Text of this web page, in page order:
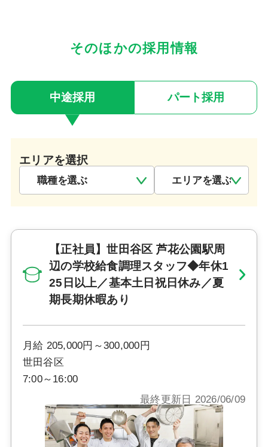
そのほかの採用情報
中途採用 パート採用
エリアを選択
【正社員】世田谷区 芦花公園駅周
辺の学校給食調理スタッフ◆年休1
25日以上／基本土日祝日休み／夏
期長期休暇あり
月給 205,000円～300,000円
世田谷区
7:00～16:00
最終更新日 2026/06/09